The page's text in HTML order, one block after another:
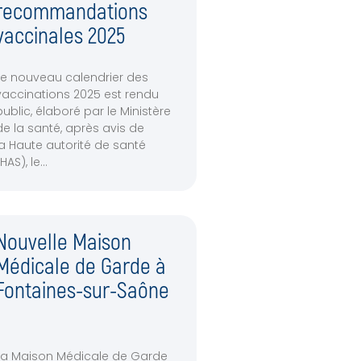
2025
nouveau calendrier des
2025 est rendu
élaboré par le Ministère
la santé, après avis de
Haute autorité de santé
le
Maison
de Garde à
sur-Saône
Maison Médicale de Garde